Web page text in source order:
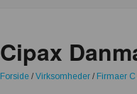
Cipax
Forside /Virksomheder / Firmaer C